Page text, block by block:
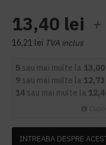
13,40 lei +
16,21 lei TVA inclus
5 sau mai multe la
9 sau mai multe la
14 sau mai multe la
INTREABA DESPRE